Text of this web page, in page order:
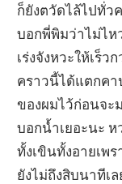
ก็ยังตวัดไล้ไปทั่ว
บอกพี่พิมว่าไม่ไห
เร่งจังหวะให้เร็
คราวนี้ได้แตกคา
ของผมไว้ก่อนจะ
บอกน้ำเยอะนะ
ทั้งเขินทั้งอายเพร
ยังไม่ถึงสิบนาทีเล